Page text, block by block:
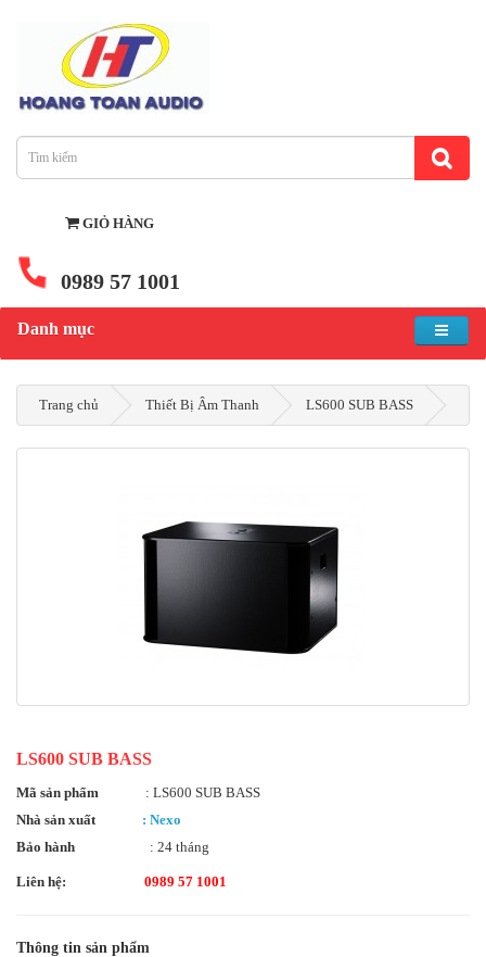
GIỎ HÀNG
0989 57 1001
Danh mục
Trang chủ Thiết Bị Âm Thanh LS600 SUB BASS
LS600 SUB BASS
Mã sản phẩm
: LS600 SUB BASS
Nhà sản xuất
: Nexo
Bảo hành
: 24 tháng
Liên hệ: 0989 57 1001
Thông tin sản phẩm